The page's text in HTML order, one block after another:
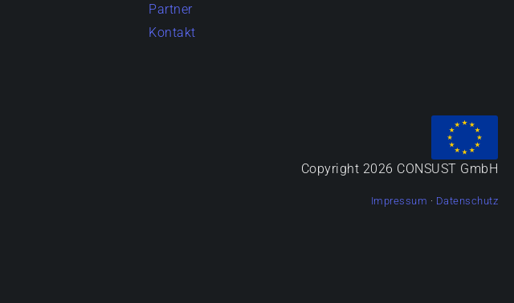
Partner
Kontakt
Copyright 2026 CONSUST GmbH
Impressum · Datenschutz